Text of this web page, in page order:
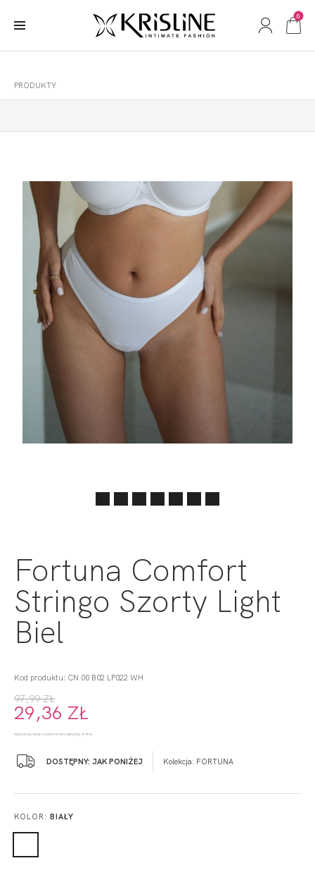
0
PRODUKTY
Fortuna Comfort
Stringo Szorty Light
Biel
Kod produktu: CN 00 B02 LP022 WH
97,99 ZŁ
29,36 ZŁ
NAJNIŻSZA CENA Z 30 DNI PRZED OBNIŻKĄ: 97,99 ZŁ
DOSTĘPNY: JAK PONIŻEJ Kolekcja: FORTUNA
KOLOR: BIAŁY